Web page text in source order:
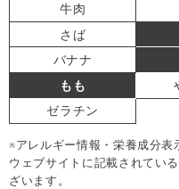
牛肉
さば
バナナ
もも
ゼラチン
※アレルギー情報・栄養成分表
ウェブサイトに記載されてい
ざいます。